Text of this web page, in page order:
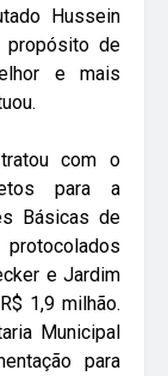
Hussein
propósito de
e mais
com o
para a
Básicas de
e Jardim
1,9 milhão.
Municipal
para